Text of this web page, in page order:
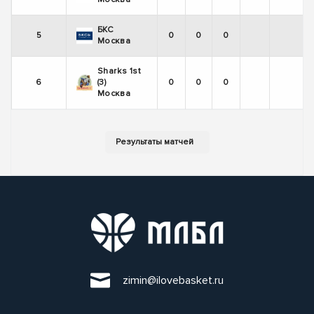
5
БКС
Москва
0 0 0
6
Sharks 1st
(3)
Москва
0 0 0
zimin@ilovebasket.ru